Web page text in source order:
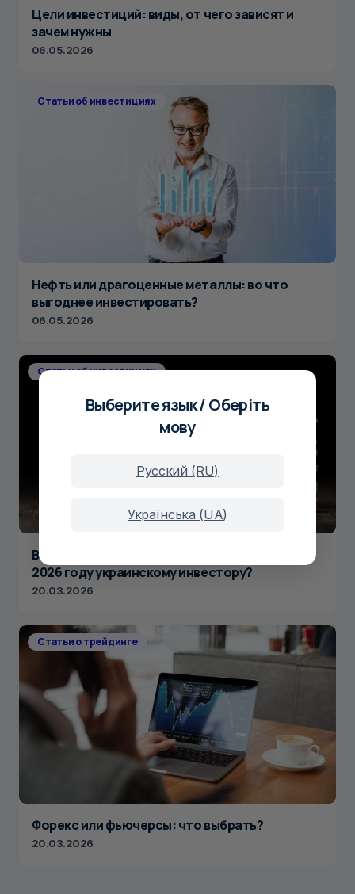
Выберите язык / Оберіть
мову
Русский (RU)
Українська (UA)
Цели инвестиций: виды, от чего зависят и
зачем нужны
06.05.2026
Статьи об инвестициях
Нефть или драгоценные металлы: во что
выгоднее инвестировать?
06.05.2026
Статьи об инвестициях
Во что безопаснее всего инвестировать в
2026 году украинскому инвестору?
20.03.2026
Статьи о трейдинге
Форекс или фьючерсы: что выбрать?
20.03.2026